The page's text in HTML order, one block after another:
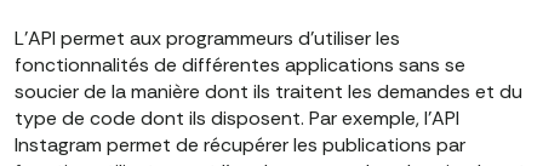
L'API permet aux programmeurs d'utiliser les
fonctionnalités de différentes applications sans se
soucier de la manière dont ils traitent les demandes et du
type de code dont ils disposent. Par exemple, l'API
Instagram permet de récupérer les publications par